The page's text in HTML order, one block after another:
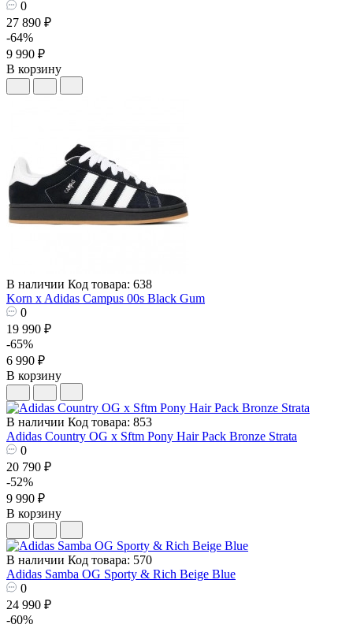
0
27 890 ₽
-64%
9 990 ₽
В корзину
В наличии Код товара: 638
Korn x Adidas Campus 00s Black Gum
0
19 990 ₽
-65%
6 990 ₽
В корзину
В наличии Код товара: 853
Adidas Country OG x Sftm Pony Hair Pack Bronze Strata
0
20 790 ₽
-52%
9 990 ₽
В корзину
В наличии Код товара: 570
Adidas Samba OG Sporty & Rich Beige Blue
0
24 990 ₽
-60%